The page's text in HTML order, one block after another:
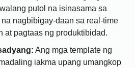
putol na isinasama sa
nagbibigay-daan sa real-time
at pagtaas ng produktibidad.
Ang mga template ng
iakma upang umangkop